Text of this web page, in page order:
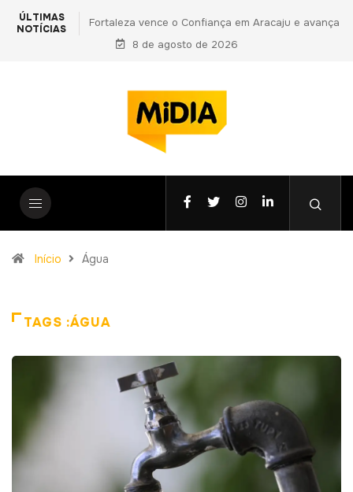
ÚLTIMAS
NOTÍCIAS
em Aracaju e avança
PF prende primo de Daniel Vorcaro e
vantagens indevidas a Ciro Nogueira em
8 de agosto de 2026
Início Água
TAGS :ÁGUA